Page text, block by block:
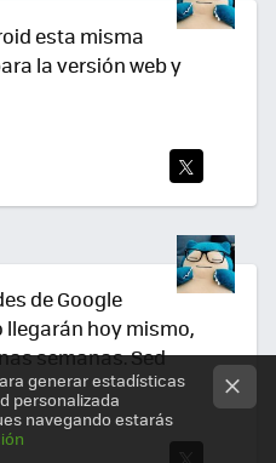
esta misma
la versión web y
TEA
R
de Google
llegarán hoy mismo,
semanas. Sed
generar estadísticas
personalizada
navegando estarás